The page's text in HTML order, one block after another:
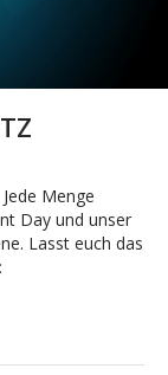
Menge
Day und unser
Lasst euch das